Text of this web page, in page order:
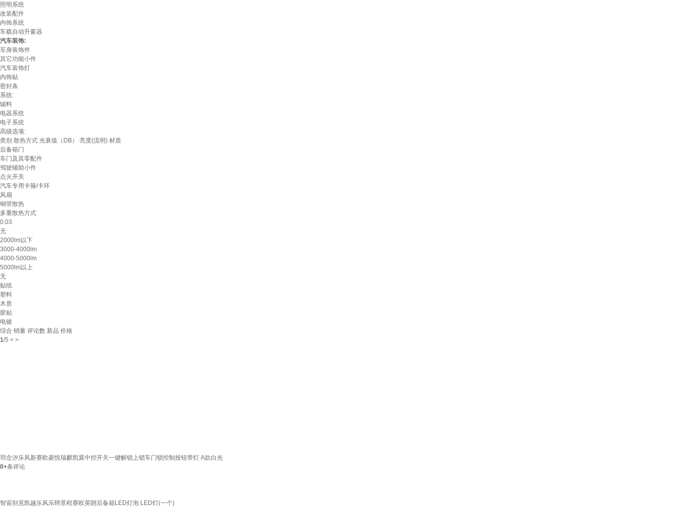
照明系统
改装配件
内饰系统
车载自动升窗器
汽车装饰:
车身装饰件
其它功能小件
汽车装饰灯
内饰贴
密封条
系统:
辅料
电器系统
电子系统
高级选项:
类别 散热方式 光衰值（DB） 亮度(流明) 材质
后备箱门
车门及其零配件
驾驶辅助小件
点火开关
汽车专用卡箍/卡环
风扇
铜管散热
多重散热方式
0.03
无
2000lm以下
3000-4000lm
4000-5000lm
5000lm以上
无
贴纸
塑料
木质
胶贴
电镀
综合 销量 评论数 新品 价格
1/5 < >
羽念汐乐风新赛欧菱悦瑞麒凯翼中控开关一键解锁上锁车门锁控制按钮带灯 A款白光
0+条评论
智宙别克凯越乐风乐聘景程赛欧英朗后备箱LED灯泡 LED灯(一个)